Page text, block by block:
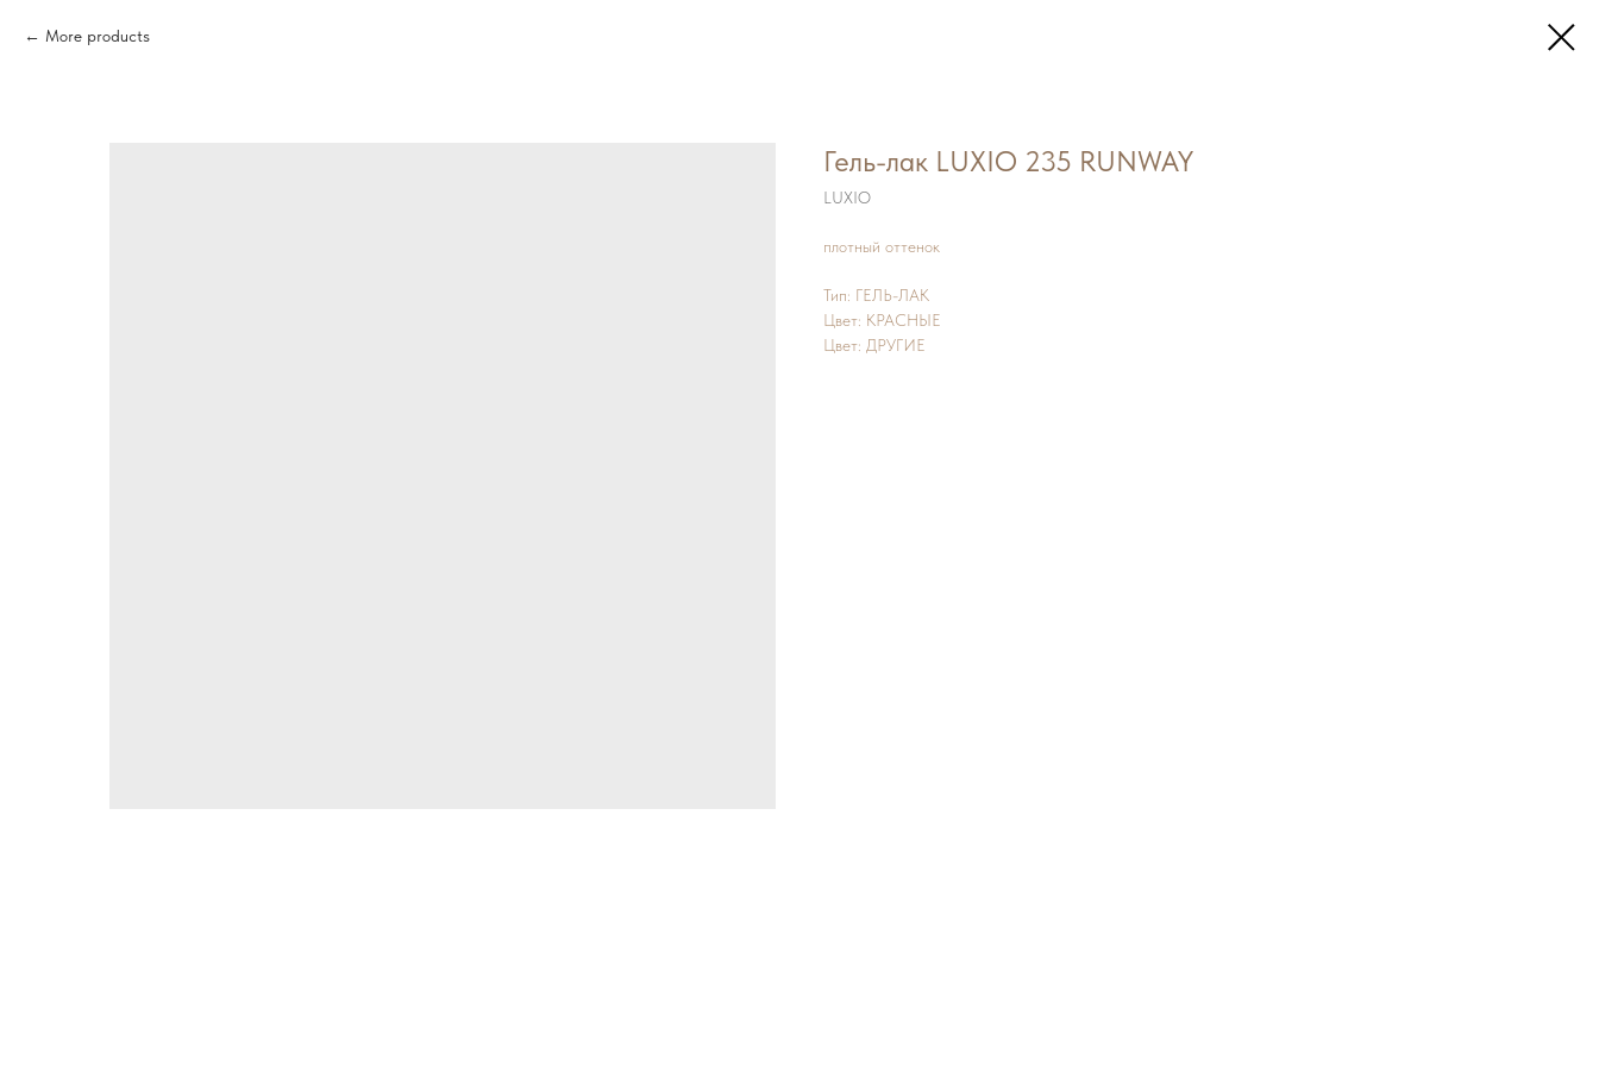
More products
Гель-лак LUXIO 235 RUNWAY
LUXIO
плотный оттенок
Тип: ГЕЛЬ-ЛАК
Цвет: КРАСНЫЕ
Цвет: ДРУГИЕ